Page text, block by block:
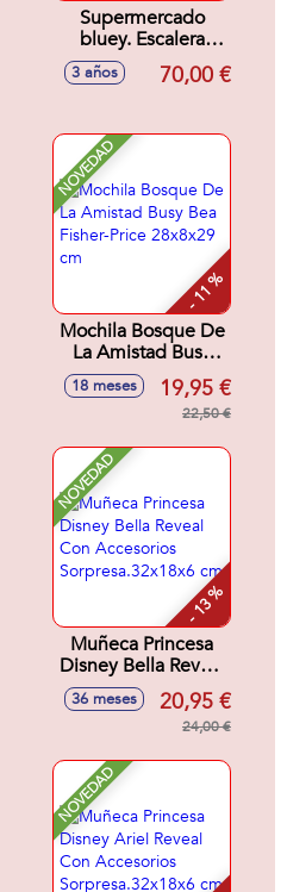
Supermercado
bluey. Escalera
mecánica, con más
de 24 sonidos y 2
3 años 70,00 €
NOVEDAD
- 11 %
Mochila Bosque De
La Amistad Busy
Bea Fisher-Price
28x8x29 cm
18 meses 19,95 €
22,50 €
NOVEDAD
- 13 %
Muñeca Princesa
Disney Bella Reveal
Con Accesorios
Sorpresa.32x18x6
36 meses 20,95 €
24,00 €
NOVEDAD